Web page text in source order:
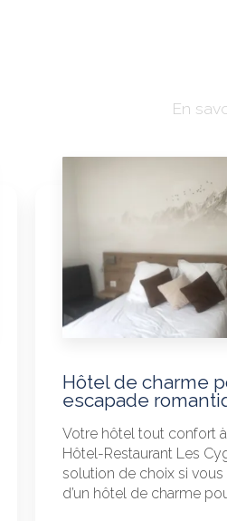
En
Hôtel de charme
escapade
Votre hôtel tout confort
Hôtel-Restaurant Les
solution de choix si vous
d’un hôtel de charme